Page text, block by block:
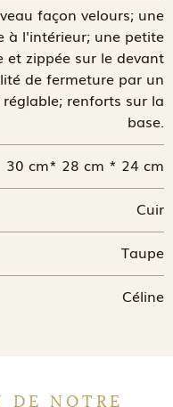
façon velours; une
à l'intérieur; une petite
et zippée sur le devant
de fermeture par un
renforts sur la
base.
30 cm* 28 cm * 24 cm
Cuir
Taupe
Céline
DE NOTRE